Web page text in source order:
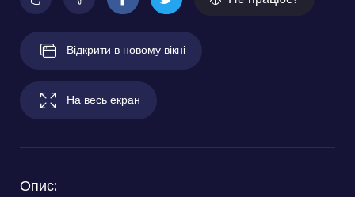
Відкрити в новому вікні
На весь екран
Опис: